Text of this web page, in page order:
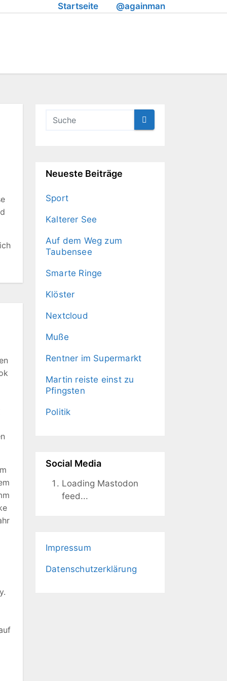
Startseite @againman
Neueste Beiträge
Sport
Kalterer See
Auf dem Weg zum
Taubensee
Smarte Ringe
Klöster
Nextcloud
Muße
Rentner im Supermarkt
Martin reiste einst zu
Pfingsten
Politik
Social Media
Loading Mastodon
feed...
Impressum
Datenschutzerklärung